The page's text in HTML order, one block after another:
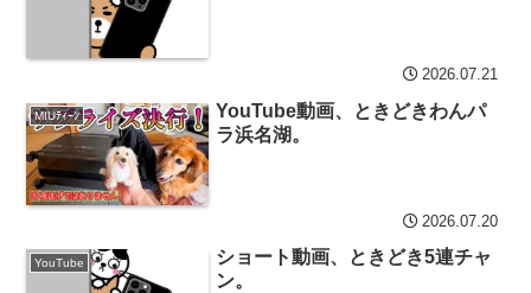
2026.07.21
MIUﾃｨｰﾝ
YouTube動画、ときどきわんパ
ラ浜名湖。
2026.07.20
YouTube
ショート動画、ときどき5連チャ
ン。